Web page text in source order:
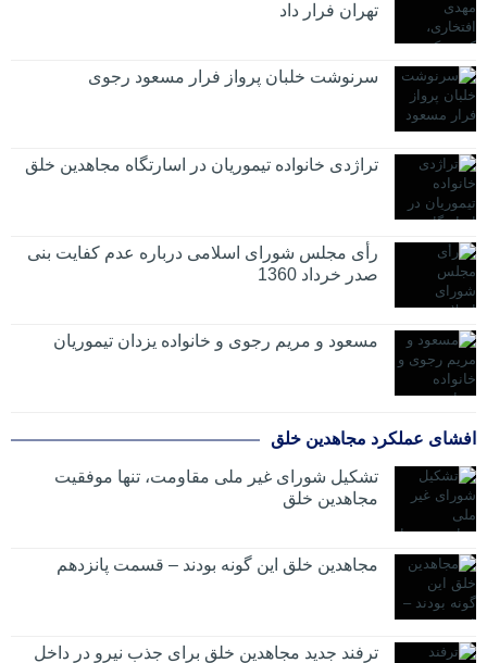
تهران فرار داد
سرنوشت خلبان پرواز فرار مسعود رجوی
تراژدی خانواده تیموریان در اسارتگاه مجاهدین خلق
رأی مجلس شورای اسلامی درباره عدم كفایت بنی
صدر خرداد 1360
مسعود و مریم رجوی و خانواده یزدان تیموریان
افشای عملکرد مجاهدین خلق
تشکیل شورای غیر ملی مقاومت، تنها موفقیت
مجاهدین خلق
مجاهدین خلق این گونه بودند – قسمت پانزدهم
ترفند جدید مجاهدین خلق برای جذب نیرو در داخل